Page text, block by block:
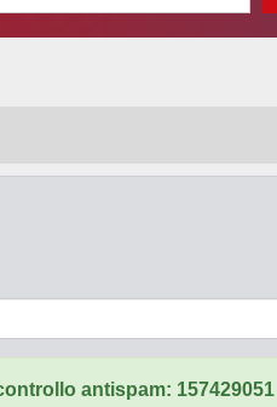
antispam: 157429051